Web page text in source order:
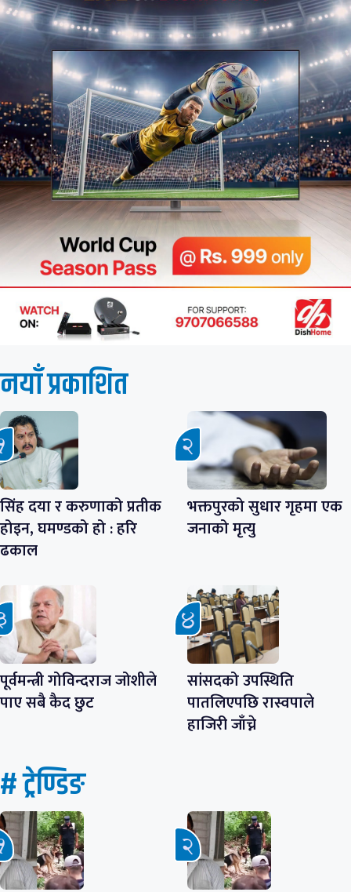
नयाँ प्रकाशित
सिंह दया र करुणाको प्रतीक
होइन, घमण्डको हो : हरि
ढकाल
भक्तपुरको सुधार गृहमा एक
जनाको मृत्यु
पूर्वमन्त्री गोविन्दराज जोशीले
पाए सबै कैद छुट
सांसदको उपस्थिति
पातलिएपछि रास्वपाले
हाजिरी जाँच्ने
# ट्रेण्डिङ